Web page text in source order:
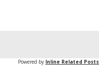
Powered by Inline Related Posts